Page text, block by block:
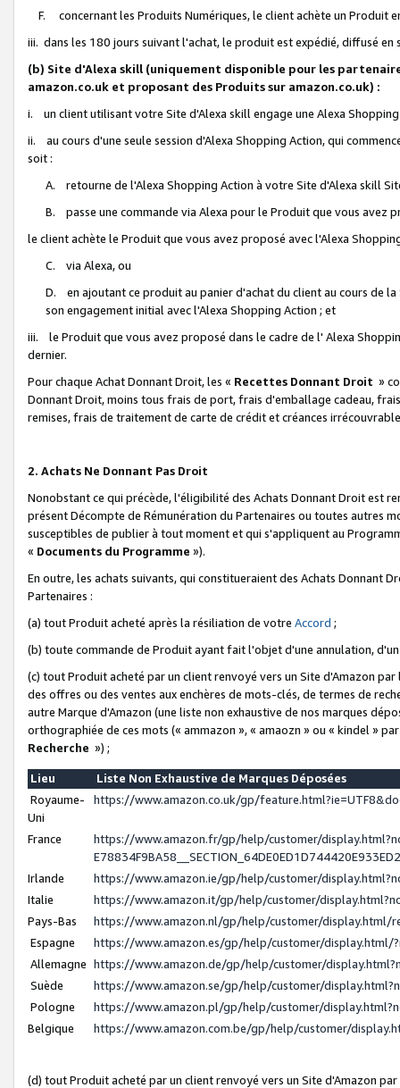
F. concernant les Produits Numériques, le client achète un Produit
iii. dans les 180 jours suivant l'achat, le produit est expédié, diffusé
(b) Site d'Alexa skill (uniquement disponible pour les
amazon.co.uk et proposant des Produits sur amazon.co.uk) :
i. un client utilisant votre Site d'Alexa skill engage une Alexa
ii. au cours d'une seule session d'Alexa Shopping Action, qui
soit :
A. retourne de l'Alexa Shopping Action à votre Site d'Alexa skill
B. passe une commande via Alexa pour le Produit que vous avez
le client achète le Produit que vous avez proposé avec l'Alexa
C. via Alexa, ou
D. en ajoutant ce produit au panier d'achat du client au cours de
son engagement initial avec l'Alexa Shopping Action ; et
iii. le Produit que vous avez proposé dans le cadre de l' Alexa
dernier.
Pour chaque Achat Donnant Droit, les « Recettes Donnant Droit »
Donnant Droit, moins tous frais de port, frais d'emballage cadeau,
remises, frais de traitement de carte de crédit et créances
2. Achats Ne Donnant Pas Droit
Nonobstant ce qui précède, l'éligibilité des Achats Donnant Droit est
présent Décompte de Rémunération du Partenaires ou toutes autres
susceptibles de publier à tout moment et qui s'appliquent au
« Documents du Programme »).
En outre, les achats suivants, qui constitueraient des Achats Donnant
Partenaires :
(a) tout Produit acheté après la résiliation de votre Accord ;
(b) toute commande de Produit ayant fait l'objet d'une annulation,
(c) tout Produit acheté par un client renvoyé vers un Site d'Amazon
des offres ou des ventes aux enchères de mots-clés, de termes de
autre Marque d'Amazon (une liste non exhaustive de nos marques
orthographiée de ces mots (« ammazon », « amaozn » ou « kindel »
Recherche ») ;
Lieu
Liste Non Exhaustive de Marques Déposées
Royaume-
Uni
https://www.amazon.co.uk/gp/
France
https://www.amazon.fr/gp/help/customer/
Irlande
https://www.amazon.ie/gp/help/customer/
Italie
https://www.amazon.it/gp/help/customer/
Pays-Bas
https://www.amazon.nl/gp/help/customer/display.html/
Espagne
https://www.amazon.es/gp/help/customer/display.html/
Allemagne https://www.amazon.de/gp/help/customer/
Suède
https://www.amazon.se/gp/help/customer/
Pologne
https://www.amazon.pl/gp/help/customer/
Belgique
https://www.amazon.com.be/gp/help/customer/
(d) tout Produit acheté par un client renvoyé vers un Site d'Amazon